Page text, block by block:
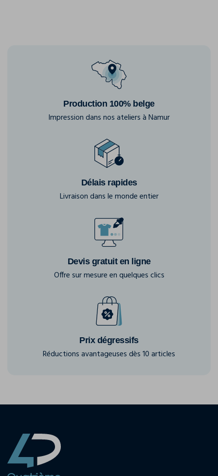
Production 100% belge
Impression dans nos ateliers à Namur
Délais rapides
Livraison dans le monde entier
Devis gratuit en ligne
Offre sur mesure en quelques clics
Prix dégressifs
Réductions avantageuses dès 10 articles